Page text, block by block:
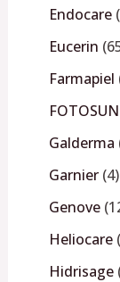
Endocare
Eucerin
Farmapiel
Galderma
Garnier 4
Genove
Heliocare
Hidrisage